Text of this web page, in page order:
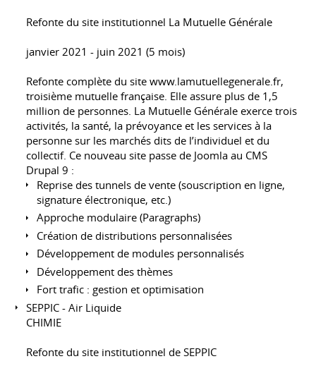
Refonte du site institutionnel La Mutuelle Générale
janvier 2021 - juin 2021 (5 mois)
Refonte complète du sitewww.lamutuellegenerale.fr,
troisième mutuelle française. Elle assure plus de 1,5
million de personnes. La Mutuelle Générale exerce trois
activités, la santé, la prévoyance et les services à la
personne sur les marchés dits de l’individuel et du
collectif. Ce nouveau site passe de Joomla au CMS
Drupal 9 :
Reprise des tunnels de vente (souscription en ligne,
signature électronique, etc.)
Approche modulaire (Paragraphs)
Création de distributions personnalisées
Développement de modules personnalisés
Développement des thèmes
Fort trafic : gestion et optimisation
SEPPIC - Air Liquide
CHIMIE
Refonte du site institutionnel de SEPPIC